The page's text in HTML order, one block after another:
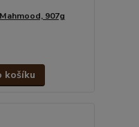
907g
košíku